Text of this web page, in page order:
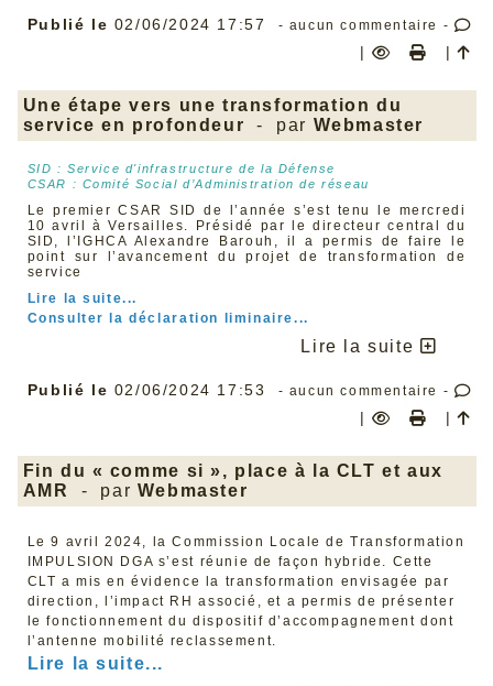
européens durant la mandature, enfin, de presque tous...
En effet, il est important également de le rappeler, les
partis d’extrême droite, notamment le Rassemblement
contre des projets de loi ou des résolutions pour
l’égalité femmes/hommes, pour la relance économique
des pays de l’UE après le Covid-19, pour le soutien à
l’Ukraine, ou encore pour le devoir de vigilance des
et de l’environnement (travail des enfants, esclavage,
pollution et déforestation, etc.).
Il ne faut pas être grand clerc pour penser que céder
aux sirènes du repli national serait extrêmement
dangereux pour l’Europe, et, en particulier, pour les
travailleurs et les travailleuses. L’expérience du Brexit
en est la preuve. Une fois sorti de l’UE, le Royaume-Uni
a soudainement découvert à quel point il en était
dépendant.
pas vers un budget européen à hauteur des ambitions
développement d’une Taxation européenne juste.
investissements publics, notamment pour la
transition écologique juste,
L’introduction d’une conditionnalité sociale et
L'Europe n'est certes pas parfaite mais elle est
essentielle pour construire un avenir plus écologique,
plus démocratique, plus protecteur, plus social. Fidèle à
son histoire et à ses valeurs, la CFDT Défense s’associe
à sa confédération en continuant de militer pour une
Europe fraternelle et progressiste. Nous n'avons pas
besoin de moins d'Europe mais de mieux d'Europe.
Alors le 9 juin, votons pour l'Europe et pour une Europe
Publié le 02/06/2024 17:57 - aucun commentaire -
| |
Une étape vers une transformation du
service en profondeur
- par Webmaster
SID : Service d'infrastructure de la Défense
CSAR : Comité Social d’Administration de réseau
Le premier CSAR SID de l’année s’est tenu le mercredi
10 avril à Versailles. Présidé par le directeur central du
SID, l’IGHCA Alexandre Barouh, il a permis de faire le
point sur l’avancement du projet de transformation de
service
Lire la suite...
Consulter la déclaration liminaire...
Lire la suite
Publié le 02/06/2024 17:53 - aucun commentaire -
| |
Fin du « comme si », place à la CLT et aux
AMR
- par Webmaster
Le 9 avril 2024, la Commission Locale de Transformation
IMPULSION DGA s’est réunie de façon hybride. Cette
CLT a mis en évidence la transformation envisagée par
direction, l’impact RH associé, et a permis de présenter
le fonctionnement du dispositif d’accompagnement dont
l’antenne mobilité reclassement.
Lire la suite...